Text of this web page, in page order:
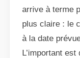
arrive à terme
plus claire : le
à la date
L’important